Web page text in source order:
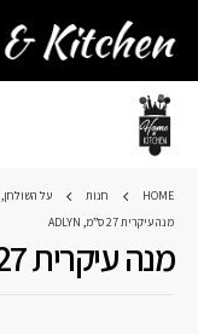
HOME חנות על השולחן,
מנה עיקרית 27 ס”מ, ADLYN
מנה עיקרית 27 ס”מ, Adlyn